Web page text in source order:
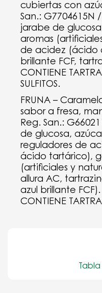
cubiertas con
San.: G7704615N
jarabe de
aromas
de acidez (ácido
brillante FCF,
CONTIENE
SULFITOS.
FRUNA –
sabor a fresa,
Reg. San.:
de glucosa,
reguladores de
ácido tartárico),
(artificiales y
allura AC,
azul brillante FCF).
CONTIENE
Tabla